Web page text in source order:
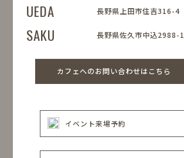
UEDA 長野県上田市住吉316-4
SAKU 長野県佐久市中込2988-1
カフェへのお問い合わせはこちら
イベント来場予約